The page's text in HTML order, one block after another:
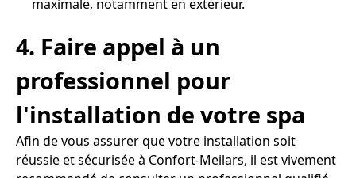
maximale, notamment en extérieur.
4. Faire appel à un
professionnel pour
l'installation de votre spa
Afin de vous assurer que votre installation soit
réussie et sécurisée à Confort-Meilars, il est vivement